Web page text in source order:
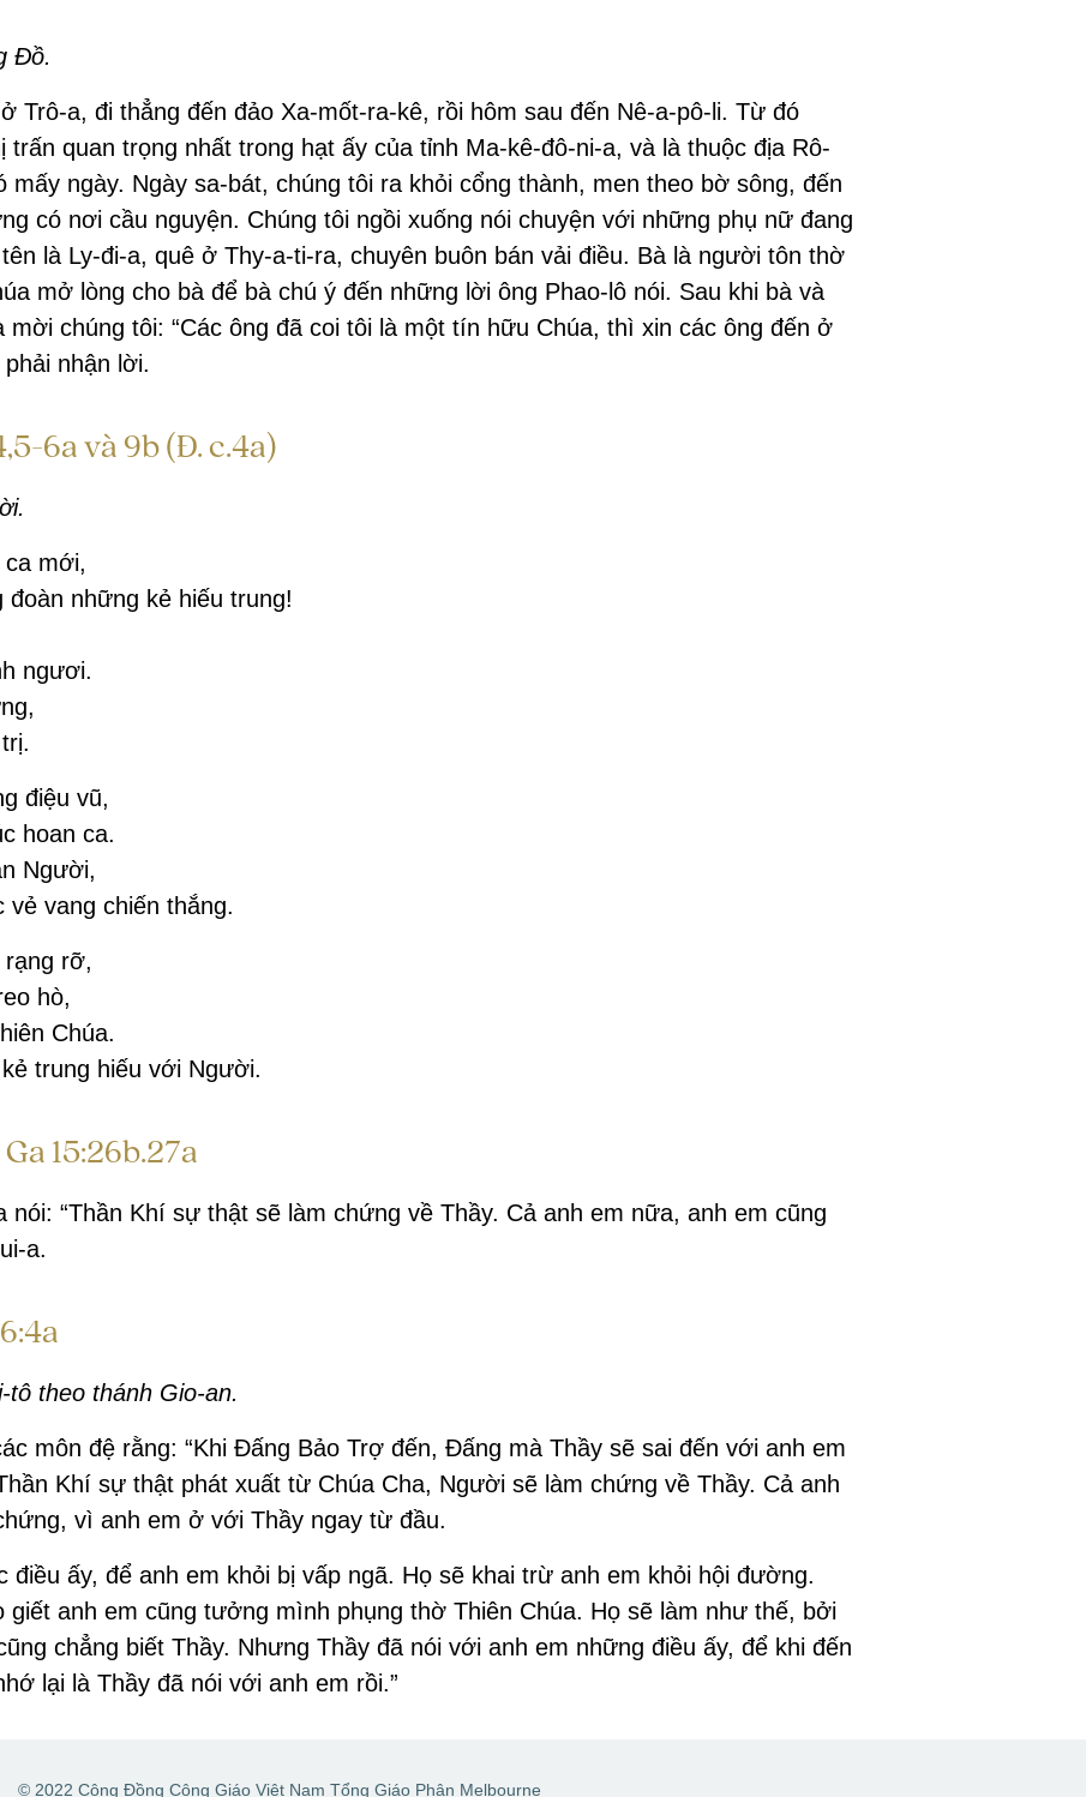
Đồ.
Trô-a, đi thẳng đến đảo Xa-mốt-ra-kê, rồi hôm sau đến Nê-a-pô-li. Từ đó
trấn quan trọng nhất trong hạt ấy của tỉnh Ma-kê-đô-ni-a, và là thuộc địa Rô-
mấy ngày. Ngày sa-bát, chúng tôi ra khỏi cổng thành, men theo bờ sông, đến
có nơi cầu nguyện. Chúng tôi ngồi xuống nói chuyện với những phụ nữ đang
là Ly-đi-a, quê ở Thy-a-ti-ra, chuyên buôn bán vải điều. Bà là người tôn thờ
mở lòng cho bà để bà chú ý đến những lời ông Phao-lô nói. Sau khi bà và
mời chúng tôi: “Các ông đã coi tôi là một tín hữu Chúa, thì xin các ông đến ở
nhận lời.
6a và 9b (Đ. c.4a)
mới,
những kẻ hiếu trung!
ngươi.
điệu vũ,
hoan ca.
Người,
vẻ vang chiến thắng.
rạng rỡ,
hò,
Chúa.
trung hiếu với Người.
15:26b.27a
nói: “Thần Khí sự thật sẽ làm chứng về Thầy. Cả anh em nữa, anh em cũng
a.
theo thánh Gio-an.
môn đệ rằng: “Khi Đấng Bảo Trợ đến, Đấng mà Thầy sẽ sai đến với anh em
Khí sự thật phát xuất từ Chúa Cha, Người sẽ làm chứng về Thầy. Cả anh
vì anh em ở với Thầy ngay từ đầu.
điều ấy, để anh em khỏi bị vấp ngã. Họ sẽ khai trừ anh em khỏi hội đường.
anh em cũng tưởng mình phụng thờ Thiên Chúa. Họ sẽ làm như thế, bởi
chẳng biết Thầy. Nhưng Thầy đã nói với anh em những điều ấy, để khi đến
lại là Thầy đã nói với anh em rồi.”
© 2022 Cộng Đồng Công Giáo Việt Nam Tổng Giáo Phận Melbourne